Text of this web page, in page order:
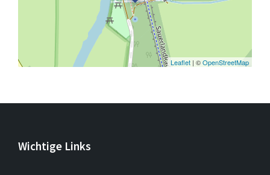
Leaflet | ©OpenStreetMap
Wichtige Links